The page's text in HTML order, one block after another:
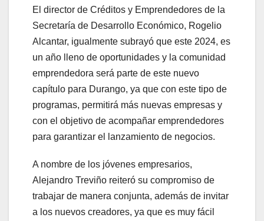
El director de Créditos y Emprendedores de la
Secretaría de Desarrollo Económico, Rogelio
Alcantar, igualmente subrayó que este 2024, es
un año lleno de oportunidades y la comunidad
emprendedora será parte de este nuevo
capítulo para Durango, ya que con este tipo de
programas, permitirá más nuevas empresas y
con el objetivo de acompañar emprendedores
para garantizar el lanzamiento de negocios.
A nombre de los jóvenes empresarios,
Alejandro Treviño reiteró su compromiso de
trabajar de manera conjunta, además de invitar
a los nuevos creadores, ya que es muy fácil